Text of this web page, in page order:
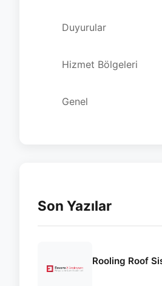
Duyurular
Hizmet Bölgeleri
Genel
Son Yazılar
Rooling Roof